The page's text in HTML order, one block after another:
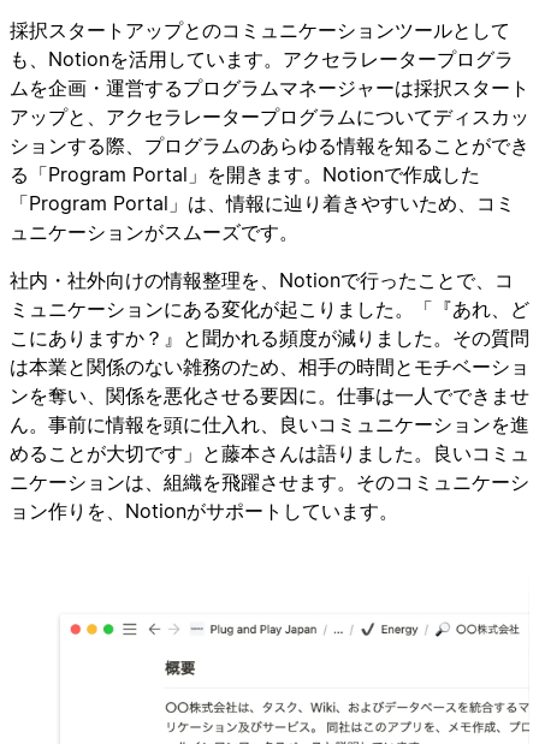
採択スタートアップとのコミュニケーションツールとして
も、Notionを活用しています。アクセラレータープログラ
ムを企画・運営するプログラムマネージャーは採択スタート
アップと、アクセラレータープログラムについてディスカッ
ションする際、プログラムのあらゆる情報を知ることができ
る「Program Portal」を開きます。Notionで作成した
「Program Portal」は、情報に辿り着きやすいため、コミ
ュニケーションがスムーズです。
社内・社外向けの情報整理を、Notionで行ったことで、コ
ミュニケーションにある変化が起こりました。「『あれ、ど
こにありますか？』と聞かれる頻度が減りました。その質問
は本業と関係のない雑務のため、相手の時間とモチベーショ
ンを奪い、関係を悪化させる要因に。仕事は一人でできませ
ん。事前に情報を頭に仕入れ、良いコミュニケーションを進
めることが大切です」と藤本さんは語りました。良いコミュ
ニケーションは、組織を飛躍させます。そのコミュニケーシ
ョン作りを、Notionがサポートしています。